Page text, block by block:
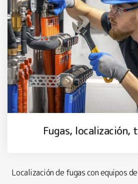
Fugas, localización,
Localización de fugas con equipos